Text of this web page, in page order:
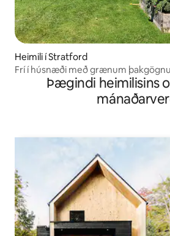
Heimili í Stratford
Frí í húsnæði með grænum
Þægindi heimilisins